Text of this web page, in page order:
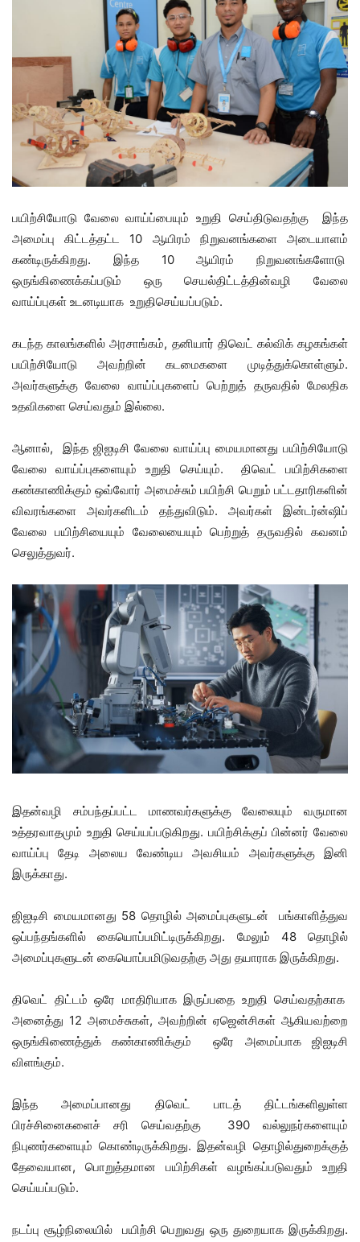
பயிற்சியோடு வேலை வாய்ப்பையும் உறுதி செய்திடுவதற்கு இந்த
அமைப்பு கிட்டத்தட்ட 10 ஆயிரம் நிறுவனங்களை அடையாளம்
கண்டிருக்கிறது. இந்த 10 ஆயிரம் நிறுவனங்களோடு
ஒருங்கிணைக்கப்படும் ஒரு செயல்திட்டத்தின்வழி வேலை
வாய்ப்புகள் உடனடியாக உறுதிசெய்யப்படும்.
கடந்த காலங்களில் அரசாங்கம், தனியார் திவெட் கல்விக் கழகங்கள்
பயிற்சியோடு அவற்றின் கடமைகளை முடித்துக்கொள்ளும்.
அவர்களுக்கு வேலை வாய்ப்புகளைப் பெற்றுத் தருவதில் மேலதிக
உதவிகளை செய்வதும் இல்லை.
ஆனால், இந்த ஜிஐடிசி வேலை வாய்ப்பு மையமானது பயிற்சியோடு
வேலை வாய்ப்புகளையும் உறுதி செய்யும். திவெட் பயிற்சிகளை
கண்காணிக்கும் ஒவ்வோர் அமைச்சும் பயிற்சி பெறும் பட்டதாரிகளின்
விவரங்களை அவர்களிடம் தந்துவிடும். அவர்கள் இன்டர்ன்ஷிப்
வேலை பயிற்சியையும் வேலையையும் பெற்றுத் தருவதில் கவனம்
செலுத்துவர்.
இதன்வழி சம்பந்தப்பட்ட மாணவர்களுக்கு வேலையும் வருமான
உத்தரவாதமும் உறுதி செய்யப்படுகிறது. பயிற்சிக்குப் பின்னர் வேலை
வாய்ப்பு தேடி அலைய வேண்டிய அவசியம் அவர்களுக்கு இனி
இருக்காது.
ஜிஐடிசி மையமானது 58 தொழில் அமைப்புகளுடன் பங்காளித்துவ
ஒப்பந்தங்களில் கையொப்பமிட்டிருக்கிறது. மேலும் 48 தொழில்
அமைப்புகளுடன் கையொப்பமிடுவதற்கு அது தயாராக இருக்கிறது.
திவெட் திட்டம் ஒரே மாதிரியாக இருப்பதை உறுதி செய்வதற்காக
அனைத்து 12 அமைச்சுகள், அவற்றின் ஏஜென்சிகள் ஆகியவற்றை
ஒருங்கிணைத்துக் கண்காணிக்கும் ஒரே அமைப்பாக ஜிஐடிசி
விளங்கும்.
இந்த அமைப்பானது திவெட் பாடத் திட்டங்களிலுள்ள
பிரச்சினைகளைச் சரி செய்வதற்கு 390 வல்லுநர்களையும்
நிபுணர்களையும் கொண்டிருக்கிறது. இதன்வழி தொழில்துறைக்குத்
தேவையான, பொறுத்தமான பயிற்சிகள் வழங்கப்படுவதும் உறுதி
செய்யப்படும்.
நடப்பு சூழ்நிலையில் பயிற்சி பெறுவது ஒரு துறையாக இருக்கிறது.